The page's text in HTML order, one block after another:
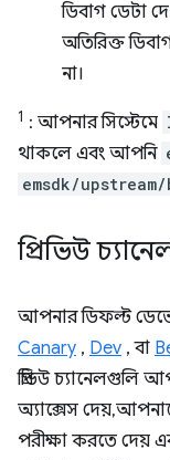
ডিবাগ ডেটা
অতিরিক্ত
না।
1 : আপনার সিস্টেমে
থাকলে এবং আপনি
emsdk/
প্রিভিউ
আপনার ডিফল্ট
Canary , Dev , বা
প্রিভিউ চ্যানেলগুলি
অ্যাক্সেস দেয়,
পরীক্ষা করতে দেয়